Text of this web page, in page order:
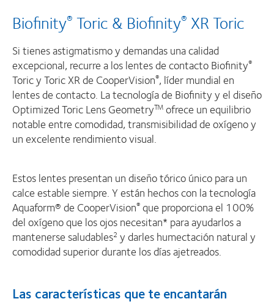
Biofinity® Toric & Biofinity® XR Toric
Si tienes astigmatismo y demandas una calidad
excepcional, recurre a los lentes de contacto Biofinity®
Toric y Toric XR de CooperVision®, líder mundial en
lentes de contacto. La tecnología de Biofinity y el diseño
Optimized Toric Lens GeometryTM ofrece un equilibrio
notable entre comodidad, transmisibilidad de oxígeno y
un excelente rendimiento visual.
Estos lentes presentan un diseño tórico único para un
calce estable siempre. Y están hechos con la tecnología
Aquaform® de CooperVision® que proporciona el 100%
del oxígeno que los ojos necesitan* para ayudarlos a
mantenerse saludables2 y darles humectación natural y
comodidad superior durante los días ajetreados.
Las características que te encantarán